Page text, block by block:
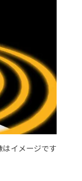
はイメージです